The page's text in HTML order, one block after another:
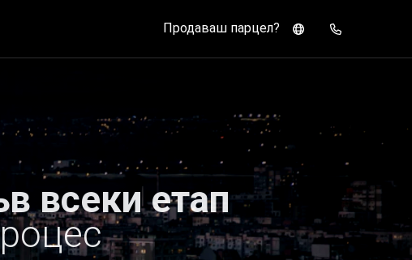
Продаваш парцел?
всеки етап